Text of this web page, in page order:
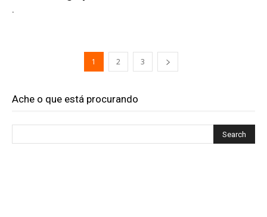
.
1 2 3
Ache o que está procurando